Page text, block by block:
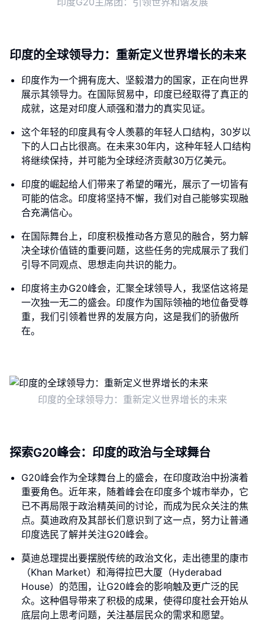
印度的全球领导力：重新定义世界增长的未来
印度作为一个拥有庞大、坚毅潜力的国家，正在向世界
展示其领导力。在国际贸易中，印度已经取得了真正的
成就，这是对印度人顽强和潜力的真实见证。
这个年轻的印度具有令人羡慕的年轻人口结构，30岁以
下的人口占比很高。在未来30年内，这种年轻人口结构
将继续保持，并可能为全球经济贡献30万亿美元。
印度的崛起给人们带来了希望的曙光，展示了一切皆有
可能的信念。印度将坚持不懈，我们对自己能够实现融
合充满信心。
在国际舞台上，印度积极推动各方意见的融合，努力解
决全球价值链的重要问题，这些任务的完成展示了我们
引导不同观点、思想走向共识的能力。
印度将主办G20峰会，汇聚全球领导人，我坚信这将是
一次独一无二的盛会。印度作为国际领袖的地位备受尊
重，我们引领着世界的发展方向，这是我们的骄傲所
在。
印度的全球领导力：重新定义世界增长的未来
探索G20峰会：印度的政治与全球舞台
G20峰会作为全球舞台上的盛会，在印度政治中扮演着
重要角色。近年来，随着峰会在印度多个城市举办，它
已不再局限于政治精英间的讨论，而成为民众关注的焦
点。莫迪政府及其部长们意识到了这一点，努力让普通
印度选民了解并关注G20峰会。
莫迪总理提出要摆脱传统的政治文化，走出德里的康市
（Khan Market）和海得拉巴大厦（Hyderabad
House）的范围，让G20峰会的影响触及更广泛的民
众。这种倡导带来了积极的成果，使得印度社会开始从
底层向上思考问题，关注基层民众的需求和愿望。